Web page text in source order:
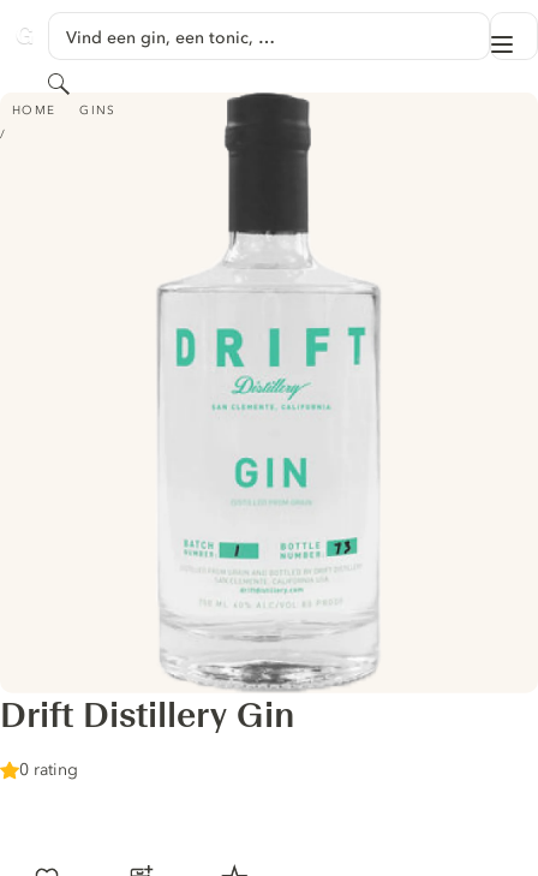
GINVENTORY
Vind een gin, een tonic, …
Zoeken
HOME GINS
DRIFT DISTILLERY GIN
Drift Distillery Gin
0 rating